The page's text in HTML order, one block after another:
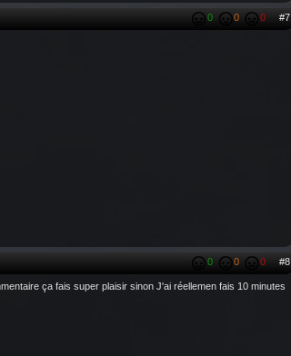
0 0 0 #7
0 0 0 #8
ça fais super plaisir sinon J'ai réellemen fais 10 minutes